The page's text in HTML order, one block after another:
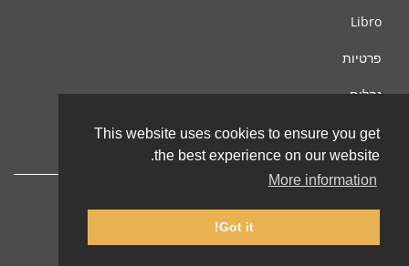
This website uses cookies to ensure you get
the best experience on our website.
More information
Got it!
Libro
פרטיות
נהלים
צור קשר
© 2002-2026 lernu.net |Impressum